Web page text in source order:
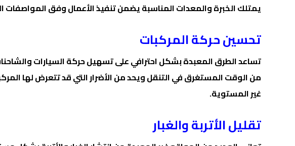
يمتلك الخبرة والمعدات المناسبة يضمن تنفيذ الأعمال وفق المواصفات
تحسين حركة المركبات
تساعد الطرق المعبدة بشكل احترافي على تسهيل حركة السيارات
من الوقت المستغرق في التنقل ويحد من الأضرار التي قد تتعرض لها
غير المستوية.
تقليل الأتربة والغبار